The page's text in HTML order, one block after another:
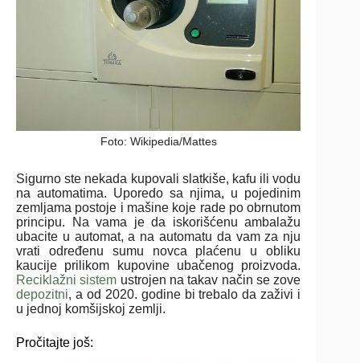
Foto: Wikipedia/Mattes
Sigurno ste nekada kupovali slatkiše, kafu ili vodu
na automatima. Uporedo sa njima, u pojedinim
zemljama postoje i mašine koje rade po obrnutom
principu. Na vama je da iskorišćenu ambalažu
ubacite u automat, a na automatu da vam za nju
vrati određenu sumu novca plaćenu u obliku
kaucije prilikom kupovine ubačenog proizvoda.
Reciklažni sistem ustrojen na takav način se zove
depozitni, a od 2020. godine bi trebalo da zaživi i
u jednoj komšijskoj zemlji.
Pročitajte još: